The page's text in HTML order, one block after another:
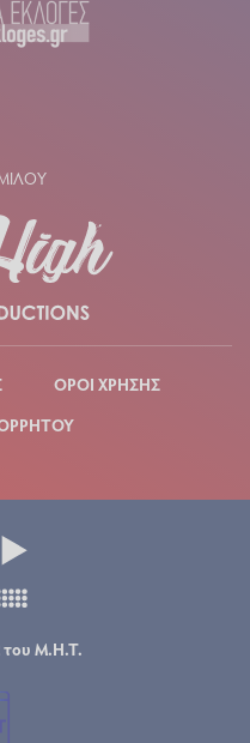
ΟΡΟΙ ΧΡΗΣΗΣ
του Μ.Η.Τ.